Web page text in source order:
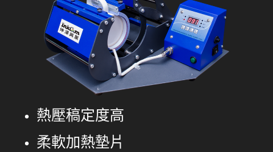
熱壓稿定度高
柔軟加熱墊片